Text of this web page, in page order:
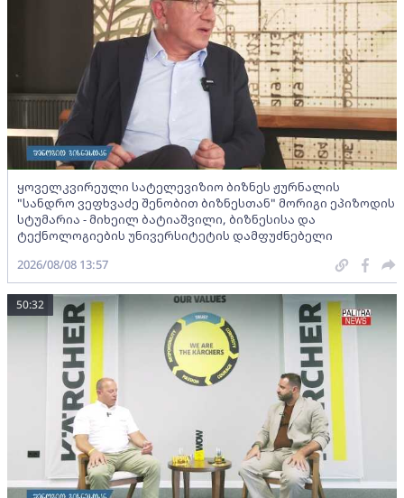
ყოველკვირეული სატელევიზიო ბიზნეს ჟურნალის
"სანდრო ვეფხვაძე შენობით ბიზნესთან" მორიგი ეპიზოდის
სტუმარია - მიხეილ ბატიაშვილი, ბიზნესისა და
ტექნოლოგიების უნივერსიტეტის დამფუძნებელი
2026/08/08 13:57
50:32